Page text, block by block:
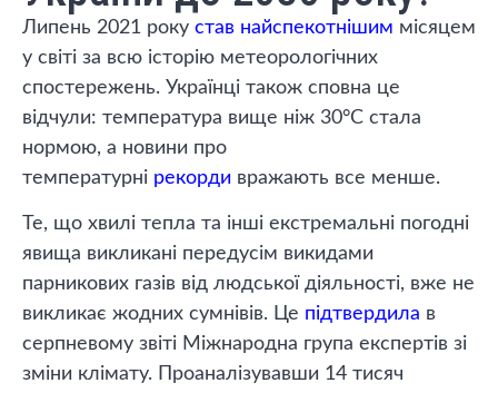
Липень 2021 року став найспекотнішим місяцем
у світі за всю історію метеорологічних
спостережень. Українці також сповна це
відчули: температура вище ніж 30°C стала
нормою, а новини про
температурні рекорди вражають все менше.
Те, що хвилі тепла та інші екстремальні погодні
явища викликані передусім викидами
парникових газів від людської діяльності, вже не
викликає жодних сумнівів. Це підтвердила в
серпневому звіті Міжнародна група експертів зі
зміни клімату. Проаналізувавши 14 тисяч